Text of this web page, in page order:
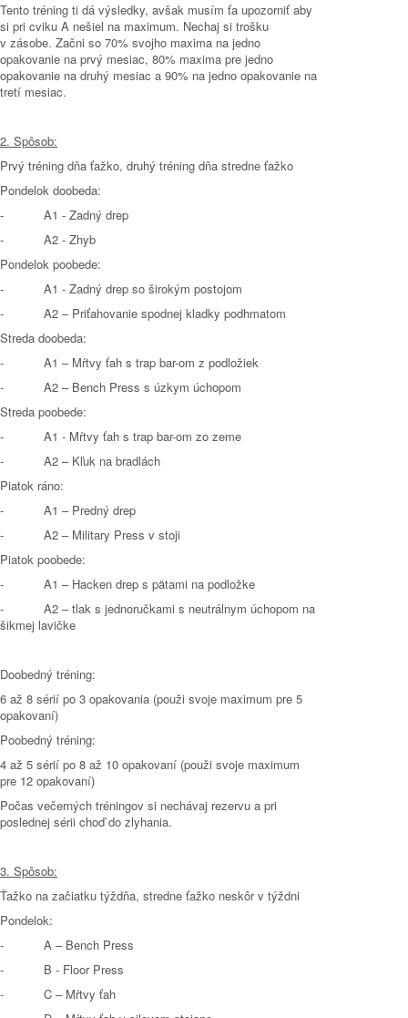
Tento tréning ti dá výsledky, avšak musím ťa upozorniť aby
si pri cviku A nešiel na maximum. Nechaj si trošku
v zásobe. Začni so 70% svojho maxima na jedno
opakovanie na prvý mesiac, 80% maxima pre jedno
opakovanie na druhý mesiac a 90% na jedno opakovanie na
tretí mesiac.
2. Spôsob:
Prvý tréning dňa ťažko, druhý tréning dňa stredne ťažko
Pondelok doobeda:
- A1 - Zadný drep
- A2 - Zhyb
Pondelok poobede:
- A1 - Zadný drep so širokým postojom
- A2 – Priťahovanie spodnej kladky podhmatom
Streda doobeda:
- A1 – Mŕtvy ťah s trap bar-om z podložiek
- A2 – Bench Press s úzkym úchopom
Streda poobede:
- A1 - Mŕtvy ťah s trap bar-om zo zeme
- A2 – Kľuk na bradlách
Piatok ráno:
- A1 – Predný drep
- A2 – Military Press v stoji
Piatok poobede:
- A1 – Hacken drep s pätami na podložke
- A2 – tlak s jednoručkami s neutrálnym úchopom na
šikmej lavičke
Doobedný tréning:
6 až 8 sérií po 3 opakovania (použi svoje maximum pre 5
opakovaní)
Poobedný tréning:
4 až 5 sérií po 8 až 10 opakovaní (použi svoje maximum
pre 12 opakovaní)
Počas večerných tréningov si nechávaj rezervu a pri
poslednej sérii choď do zlyhania.
3. Spôsob:
Ťažko na začiatku týždňa, stredne ťažko neskôr v týždni
Pondelok:
- A – Bench Press
- B - Floor Press
- C – Mŕtvy ťah